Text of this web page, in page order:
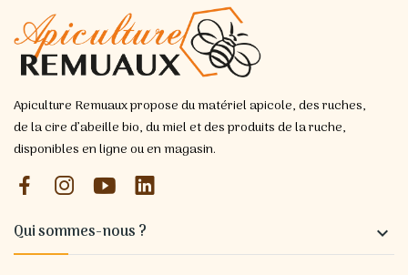
Apiculture Remuaux propose du matériel apicole, des ruches,
de la cire d’abeille bio, du miel et des produits de la ruche,
disponibles en ligne ou en magasin.
Qui sommes-nous ? 